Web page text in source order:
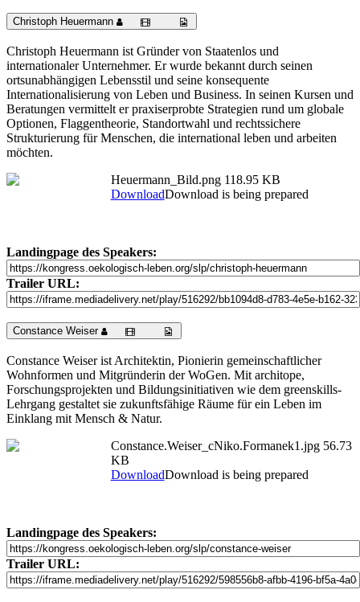
Christoph Heuermann
Christoph Heuermann ist Gründer von Staatenlos und
internationaler Unternehmer. Er wurde bekannt durch seinen
ortsunabhängigen Lebensstil und seine konsequente
Internationalisierung von Leben und Business. In seinen Kursen und
Beratungen vermittelt er praxiserprobte Strategien rund um globale
Optionen, Flaggentheorie, Standortwahl und rechtssichere
Strukturierung für Menschen, die international leben und arbeiten
möchten.
Heuermann_Bild.png 118.95 KB
DownloadDownload is being prepared
Landingpage des Speakers:
Trailer URL:
Constance Weiser
Constance Weiser ist Architektin, Pionierin gemeinschaftlicher
Wohnformen und Mitgründerin der WoGen. Mit architope,
Forschungsprojekten und Bildungsinitiativen wie dem greenskills-
Lehrgang gestaltet sie zukunftsfähige Räume für ein Leben im
Einklang mit Mensch & Natur.
Constance.Weiser_cNiko.Formanek1.jpg 56.73
KB
DownloadDownload is being prepared
Landingpage des Speakers:
Trailer URL: